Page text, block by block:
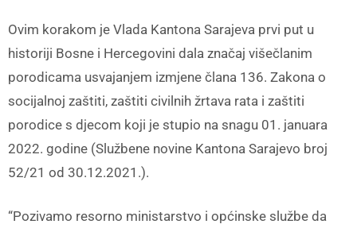
Ovim korakom je Vlada Kantona Sarajeva prvi put u
historiji Bosne i Hercegovini dala značaj višečlanim
porodicama usvajanjem izmjene člana 136. Zakona o
socijalnoj zaštiti, zaštiti civilnih žrtava rata i zaštiti
porodice s djecom koji je stupio na snagu 01. januara
2022. godine (Službene novine Kantona Sarajevo broj
52/21 od 30.12.2021.).
“Pozivamo resorno ministarstvo i općinske službe da